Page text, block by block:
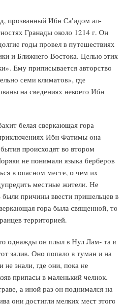
прозванный Ибн Са'идом ал-
Гранады около 1214 г. Он
годы провел в путешествиях
и Ближнего Востока. Целью этих
Ему приписывается авторство
семи климатов», где
на сведениях некоего Ибн
белая сверкающая гора
Ибн Фатимы она
происходят во втором
не понимали языка берберов
в опасном месте, о чем их
местные жители. Не
причины ввести пришельцев в
гора была священной, то
территорией.
однажды он плыл в Нул Лам- та и
залив. Оно попало в туман и на
не знали, где они, пока не
припасы в маленький челнок.
а иной раз он поднимался на
они достигли мелких мест этого